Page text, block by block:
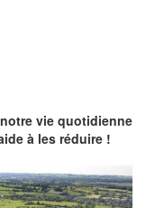
vie quotidienne
à les réduire !